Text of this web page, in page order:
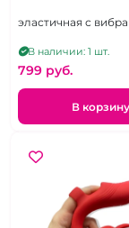
эластичная с
В наличии: 1 шт.
799 pуб.
В корзину